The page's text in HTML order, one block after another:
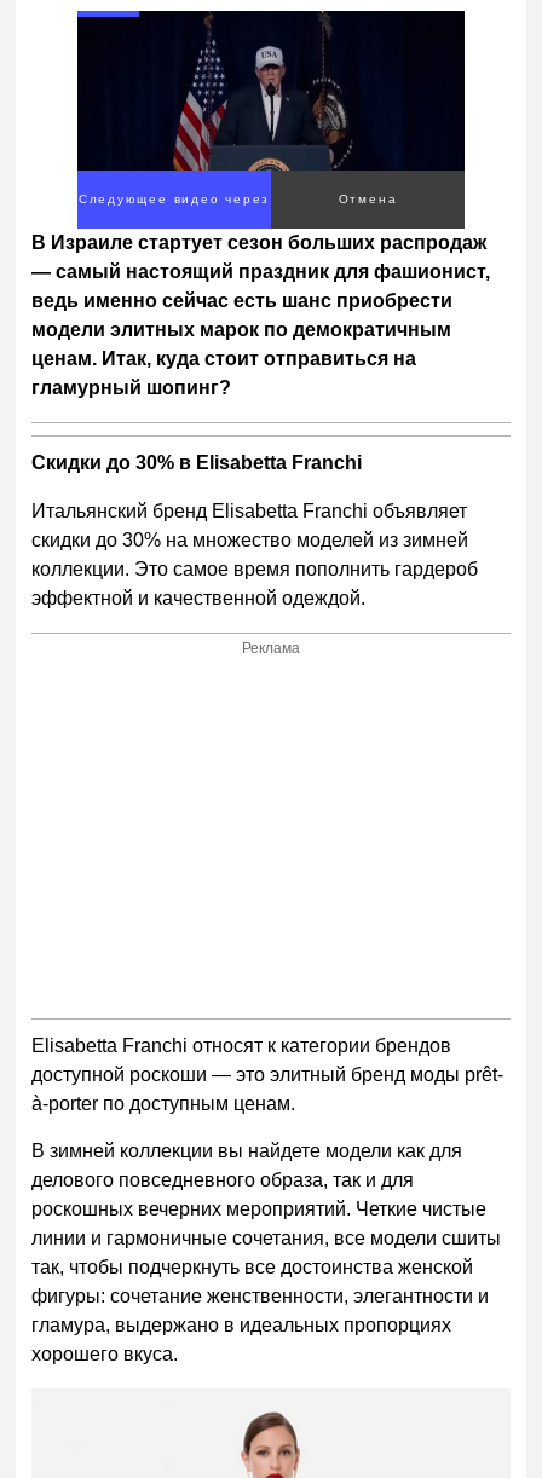
Следующее видео через Отмена
В Израиле стартует сезон больших распродаж
— самый настоящий праздник для фашионист,
ведь именно сейчас есть шанс приобрести
модели элитных марок по демократичным
ценам. Итак, куда стоит отправиться на
гламурный шопинг?
Скидки до 30% в Elisabetta Franchi
Итальянский бренд Elisabetta Franchi объявляет
скидки до 30% на множество моделей из зимней
коллекции. Это самое время пополнить гардероб
эффектной и качественной одеждой.
Реклама
Elisabetta Franchi относят к категории брендов
доступной роскоши — это элитный бренд моды prêt-
à-porter по доступным ценам.
В зимней коллекции вы найдете модели как для
делового повседневного образа, так и для
роскошных вечерних мероприятий. Четкие чистые
линии и гармоничные сочетания, все модели сшиты
так, чтобы подчеркнуть все достоинства женской
фигуры: сочетание женственности, элегантности и
гламура, выдержано в идеальных пропорциях
хорошего вкуса.